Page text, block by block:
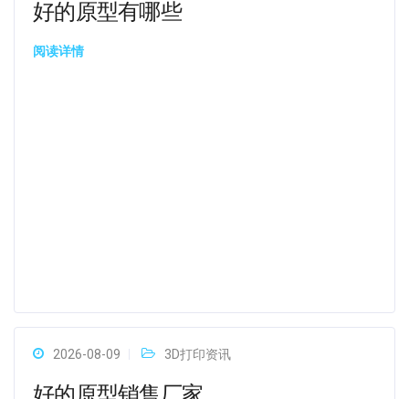
好的原型有哪些
阅读详情
2026-08-09 3D打印资讯